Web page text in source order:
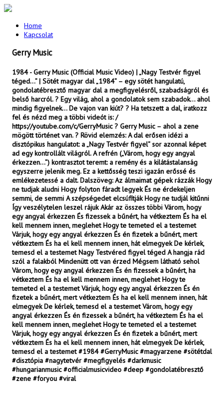
Home
Kapcsolat
Gerry Music
1984 - Gerry Music (Official Music Video) | „Nagy Testvér figyel
téged…” | Sötét magyar dal „1984” – egy sötét hangulatú,
gondolatébresztő magyar dal a megfigyelésről, szabadságról és
belső harcról. ?️ Egy világ, ahol a gondolatok sem szabadok… ahol
mindig figyelnek… De vajon van kiút? ? Ha tetszett a dal, iratkozz
fel és nézd meg a többi videót is: /
https://youtube.com/c/GerryMusic ? Gerry Music – ahol a zene
mögött történet van. ? Rövid elemzés: A dal erősen idézi a
disztópikus hangulatot: a „Nagy Testvér figyel” sor azonnal képet
ad egy kontrollált világról. A refrén („Várom, hogy egy angyal
érkezzen…”) kontrasztot teremt: a remény és a kilátástalanság
egyszerre jelenik meg. Ez a kettősség teszi igazán erőssé és
emlékezetessé a dalt. Dalszöveg: Az álmaimat gépek rázzák Hogy
ne tudjak aludni Hogy folyton fáradt legyek És ne érdekeljen
semmi, de semmi A szépségedet elcsúfítják Hogy ne tudjál kitűnni
Így veszélytelen leszel rájuk Akár az összes többi Várom, hogy
egy angyal érkezzen És fizessek a bűnért, ha vétkeztem És ha el
kell mennem innen, meglehet Hogy te temeted el a testemet
Várjuk, hogy egy angyal érkezzen És én fizetek a bűnért, mert
vétkeztem És ha el kell mennem innen, hát elmegyek De kérlek,
temesd el a testemet Nagy Testvéred figyel téged A hangja rád
szól a falakból Mindenütt ott van érzed Mégsem látható sehol
Várom, hogy egy angyal érkezzen És én fizessek a bűnért, ha
vétkeztem És ha el kell mennem innen, meglehet Hogy te
temeted el a testemet Várjuk, hogy egy angyal érkezzen És én
fizetek a bűnért, mert vétkeztem És ha el kell mennem innen, hát
elmegyek De kérlek, temesd el a testemet Várom, hogy egy
angyal érkezzen És én fizessek a bűnért, ha vétkeztem És ha el
kell mennem innen, meglehet Hogy te temeted el a testemet
Várjuk, hogy egy angyal érkezzen És én fizetek a bűnért, mert
vétkeztem És ha el kell mennem innen, hát elmegyek De kérlek,
temesd el a testemet #1984 #GerryMusic #magyarzene #sötétdal
#disztópia #nagytetvér #megfigyelés #darkmusic
#hungarianmusic #officialmusicvideo #deep #gondolatébresztő
#zene #foryou #viral